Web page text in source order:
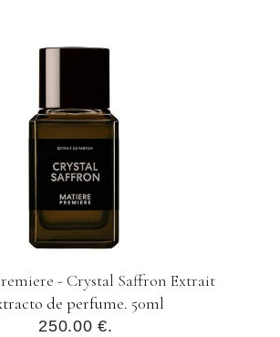
- Crystal Saffron Extrait
de perfume. 50ml
250.00 €.